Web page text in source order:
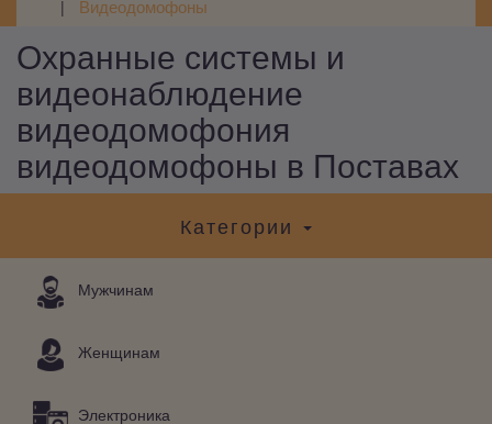
Видеодомофоны
Охранные системы и
видеонаблюдение
видеодомофония
видеодомофоны в Поставах
Категории
Мужчинам
Женщинам
Электроника